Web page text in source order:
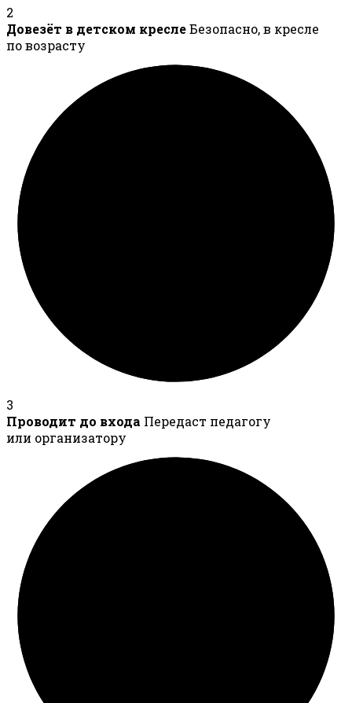
2
Довезёт в детском креслеБезопасно, в кресле
по возрасту
3
Проводит до входа Передаст педагогу
или организатору